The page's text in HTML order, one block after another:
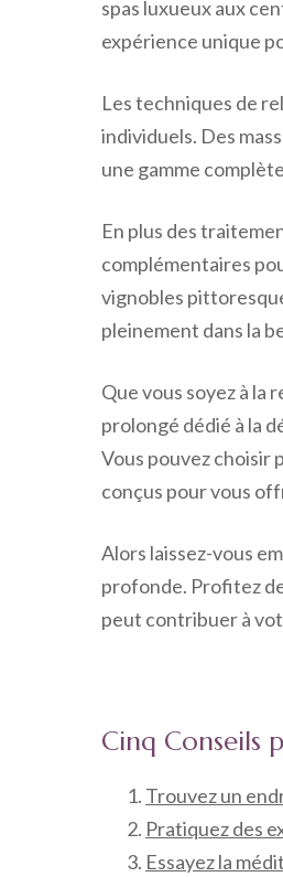
spas luxueux aux
expérience unique
Les techniques de
individuels. Des
une gamme
En plus des
complémentaires
vignobles
pleinement dans la
Que vous soyez à la
prolongé dédié à la
Vous pouvez choisir
conçus pour vous
Alors laissez-vous
profonde. Profitez
peut contribuer à
Cinq Conseils
Trouvez un
Pratiquez des
Essayez la